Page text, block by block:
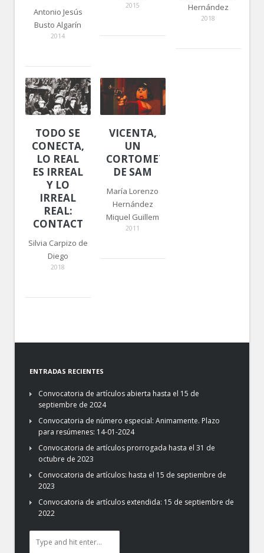
Antonio Jesús
Busto Algarín
2014
2015
Hernández
2018
TODO SE
CONECTA,
LO REAL
ES IRREAL
Y LO
IRREAL
REAL:
CONTACT
Silvia Carpizo de
Diego
2018
VICENTA,
UN
CORTOMETRAJE
DE SAM
María Lorenzo
Hernández
Miquel Guillem
2011
ENTRADAS RECIENTES
Convocatoria de artículos abierta hasta el 15 de
septiembre de 2024
Convocatoria de número especial: Animamente. Plazo
para resúmenes: 14-01-2024
Convocatoria de artículos prorrogada hasta el 31 de
octubre de 2023
Convocatoria de artículos: hasta el 15 de septiembre de
2023
Convocatoria de artículos extendida: 15 de septiembre de
2022